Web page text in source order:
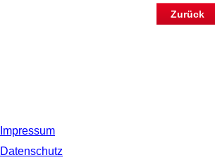
Zurück
Impressum
Datenschutz